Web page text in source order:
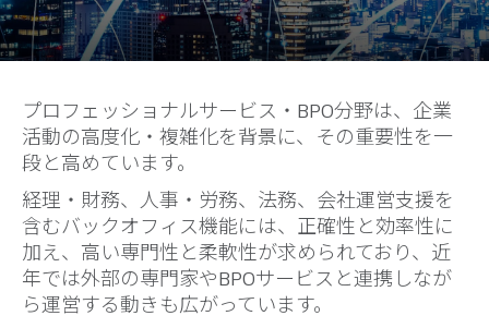
プロフェッショナルサービス・BPO分野は、企業
活動の高度化・複雑化を背景に、その重要性を一
段と高めています。
経理・財務、人事・労務、法務、会社運営支援を
含むバックオフィス機能には、正確性と効率性に
加え、高い専門性と柔軟性が求められており、近
年では外部の専門家やBPOサービスと連携しなが
ら運営する動きも広がっています。